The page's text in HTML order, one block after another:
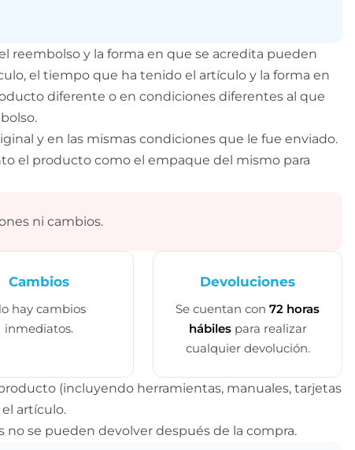
reembolso y la forma en que se acredita pueden
el tiempo que ha tenido el artículo y la forma en
diferente o en condiciones diferentes al que
y en las mismas condiciones que le fue enviado.
el producto como el empaque del mismo para
ni cambios.
Cambios
hay cambios
inmediatos.
Devoluciones
Se cuentan con72 horas
hábilespara realizar
cualquier devolución.
(incluyendo herramientas, manuales, tarjetas
artículo.
no se pueden devolver después de la compra.